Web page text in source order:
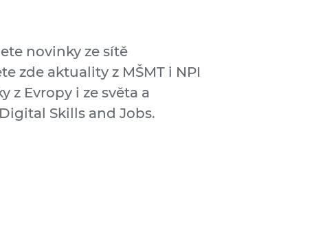
novinky ze sítě
zde aktuality z MŠMT i NPI
z Evropy i ze světa a
Skills and Jobs.